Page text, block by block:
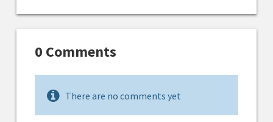
0 Comments
There are no comments yet